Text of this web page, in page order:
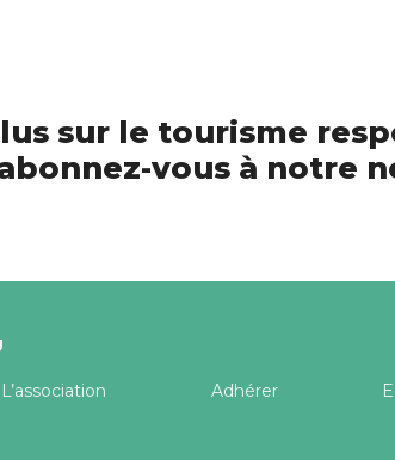
sur le tourisme
vous à notre
L’association Adhérer